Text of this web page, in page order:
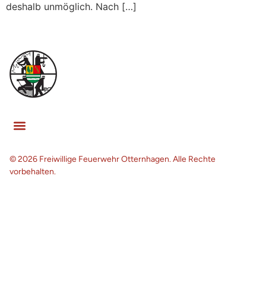
deshalb unmöglich. Nach […]
© 2026 Freiwillige Feuerwehr Otternhagen. Alle Rechte
vorbehalten.